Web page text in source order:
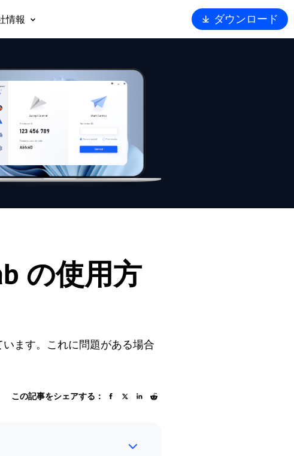
ス
化
情報
サポート
セキュリティ
AnyViewerを選ぶ理由
ダウンロード
の使用方
います。これに問題がある場合
この記事をシェアする：